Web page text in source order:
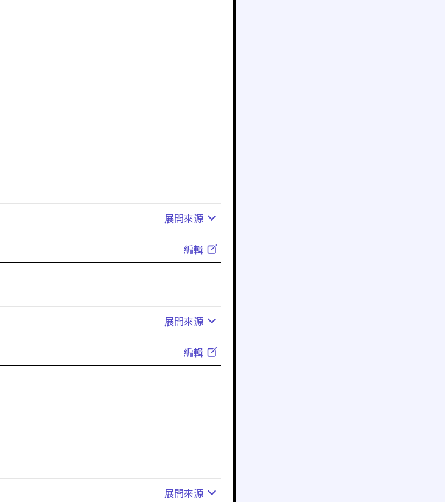
展開來源
編輯
展開來源
編輯
展開來源